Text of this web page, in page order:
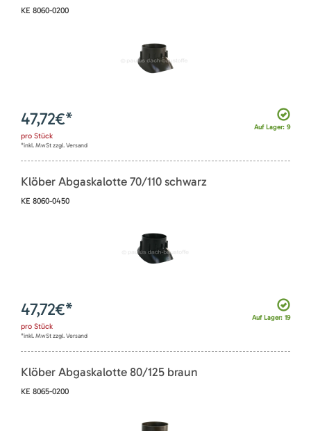
KE 8060-0200
Auf Lager: 9
47,72€*
pro Stück
*inkl. MwSt zzgl. Versand
Klöber Abgaskalotte 70/110 schwarz
KE 8060-0450
Auf Lager: 19
47,72€*
pro Stück
*inkl. MwSt zzgl. Versand
Klöber Abgaskalotte 80/125 braun
KE 8065-0200